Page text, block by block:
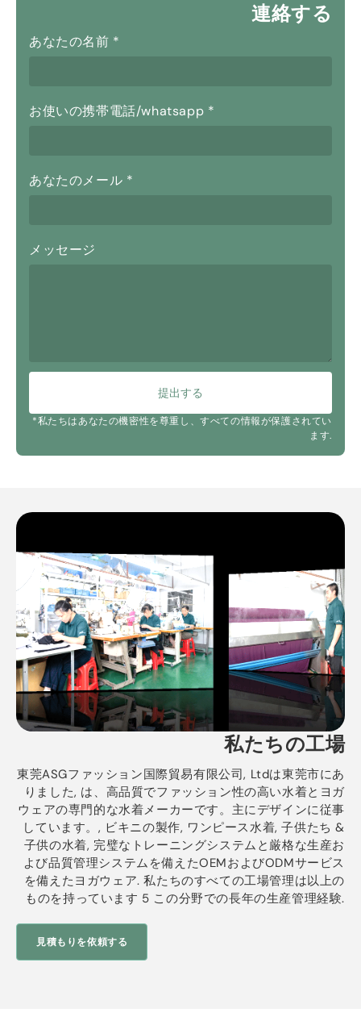
連絡する
あなたの名前 *
お使いの携帯電話/whatsapp *
あなたのメール *
メッセージ
提出する
*私たちはあなたの機密性を尊重し、すべての情報が保護されてい
ます.
私たちの工場
東莞ASGファッション国際貿易有限公司, Ltdは東莞市にあ
りました, は、高品質でファッション性の高い水着とヨガ
ウェアの専門的な水着メーカーです。主にデザインに従事
しています。, ビキニの製作, ワンピース水着, 子供たち &
子供の水着, 完璧なトレーニングシステムと厳格な生産お
よび品質管理システムを備えたOEMおよびODMサービス
を備えたヨガウェア. 私たちのすべての工場管理は以上の
ものを持っています 5 この分野での長年の生産管理経験.
見積もりを依頼する